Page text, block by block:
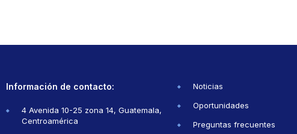
Información de contacto:
4 Avenida 10-25 zona 14, Guatemala,
Centroamérica
Noticias
Oportunidades
Preguntas frecuentes